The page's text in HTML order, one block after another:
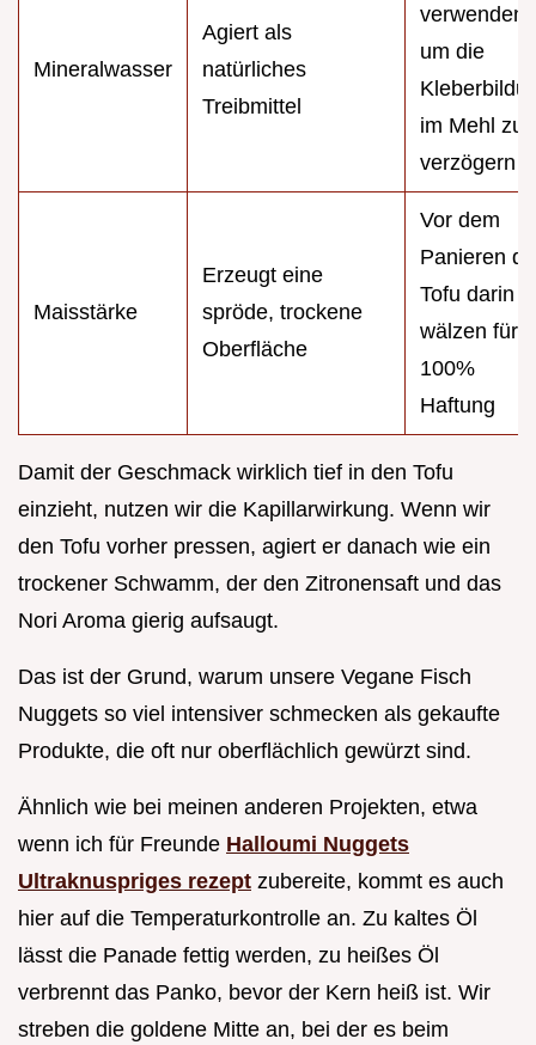
Mineralwasser
Agiert als
natürliches
Treibmittel
verwenden,
um die
im Mehl zu
verzögern
Maisstärke
Erzeugt eine
spröde, trockene
Oberfläche
Vor dem
Panieren
Tofu darin
wälzen für
100%
Haftung
Damit der Geschmack wirklich tief in den Tofu
einzieht, nutzen wir die Kapillarwirkung. Wenn wir
den Tofu vorher pressen, agiert er danach wie ein
trockener Schwamm, der den Zitronensaft und das
Nori Aroma gierig aufsaugt.
Das ist der Grund, warum unsere Vegane Fisch
Nuggets so viel intensiver schmecken als gekaufte
Produkte, die oft nur oberflächlich gewürzt sind.
Ähnlich wie bei meinen anderen Projekten, etwa
wenn ich für Freunde Halloumi Nuggets
Ultraknuspriges rezept zubereite, kommt es auch
hier auf die Temperaturkontrolle an. Zu kaltes Öl
lässt die Panade fettig werden, zu heißes Öl
verbrennt das Panko, bevor der Kern heiß ist. Wir
streben die goldene Mitte an, bei der es beim